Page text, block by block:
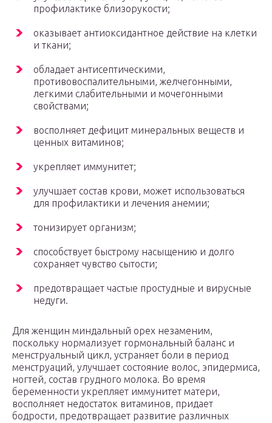
профилактике близорукости;
оказывает антиоксидантное действие на клетки
и ткани;
обладает антисептическими,
противовоспалительными, желчегонными,
легкими слабительными и мочегонными
свойствами;
восполняет дефицит минеральных веществ и
ценных витаминов;
укрепляет иммунитет;
улучшает состав крови, может использоваться
для профилактики и лечения анемии;
тонизирует организм;
способствует быстрому насыщению и долго
сохраняет чувство сытости;
предотвращает частые простудные и вирусные
недуги.
Для женщин миндальный орех незаменим,
поскольку нормализует гормональный баланс и
менструальный цикл, устраняет боли в период
менструаций, улучшает состояние волос, эпидермиса,
ногтей, состав грудного молока. Во время
беременности укрепляет иммунитет матери,
восполняет недостаток витаминов, придает
бодрости, предотвращает развитие различных